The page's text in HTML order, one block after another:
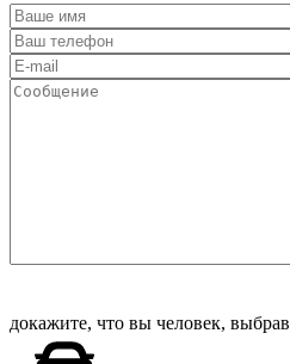
докажите, что вы человек, выбрав